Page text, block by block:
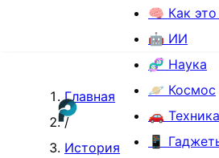
🧠 Как
🤖 ИИ
🧬 Наука
🪐 Космос
🚗 Техника
📱
Главная
/
История